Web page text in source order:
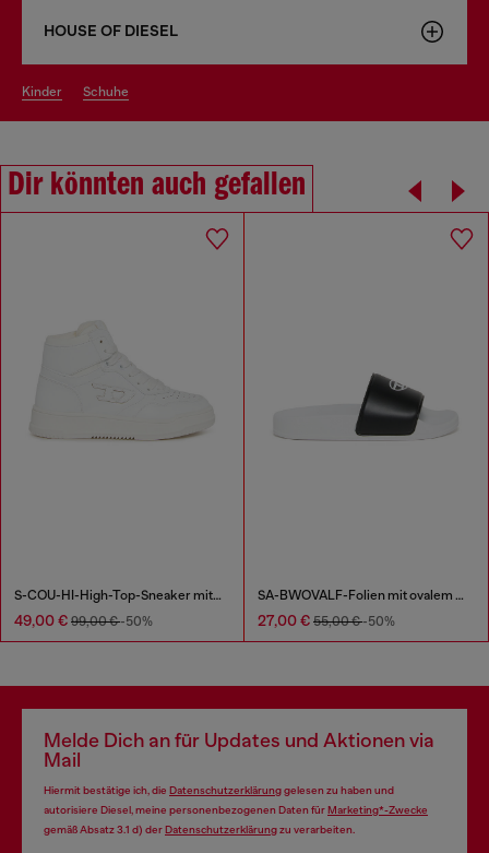
HOUSE OF DIESEL
kinder schuhe
Dir könnten auch gefallen
S-COU-HI-High-Top-Sneaker mit D-Detail
49,00 € 99,00 €-50%
SA-BWOVALF-Folien mit ovalem D-Logo
27,00 € 55,00 €-50%
Melde Dich an für Updates und Aktionen via
Mail
Hiermit bestätige ich, die Datenschutzerklärunggelesen zu haben und
autorisiere Diesel, meine personenbezogenen Daten fürMarketing*-Zwecke
gemäß Absatz 3.1 d) derDatenschutzerklärungzu verarbeiten.